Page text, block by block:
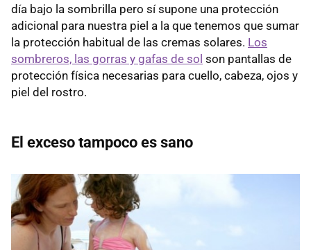
día bajo la sombrilla pero sí supone una protección
adicional para nuestra piel a la que tenemos que sumar
la protección habitual de las cremas solares. Los
sombreros, las gorras y gafas de sol son pantallas de
protección física necesarias para cuello, cabeza, ojos y
piel del rostro.
El exceso tampoco es sano